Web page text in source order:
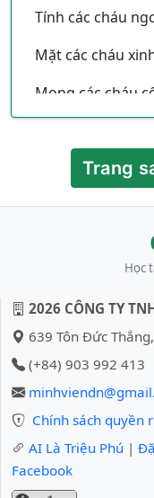
Tính các cháu
Mặt các cháu
Mong các cháu
Tuổi nhỏ làm việc
Tùy theo sức của
Để tham gia
Để gìn giữ hoà
Các cháu hãy
Cháu Bác Hồ Chí
HỒ CHÍ MINH
Trang
Học
2026 CÔNG TY
639 Tôn Đức
(+84) 903 992 413
Chính sách quyền
AI Là Triệu Phú |
Facebook